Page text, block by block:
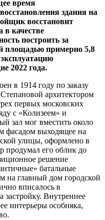
время
здания на
восстановит
в качестве
построить за
площадью примерно 5,8
2022 года.
в 1914 году по заказу
архитектором
первых московских
с «Колизеем» и
зал мог вместить около
фасадом выходящее на
улицы, оформлено в
продумал его облик до
решение
батальные
на главный дом городской
вписалось в
Внутреннее
интерьеры особняка,